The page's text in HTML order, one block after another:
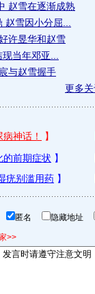
赵雪在逐渐成熟
雪因小分屈...
许昱华和赵雪
当年邓亚...
与赵雪握手
更多
匿名 隐藏地址
>>